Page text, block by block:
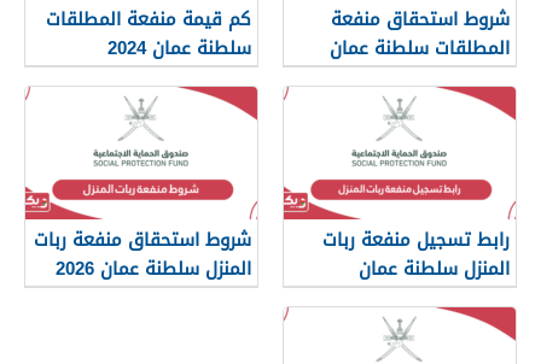
شروط استحقاق منفعة
المطلقات سلطنة عمان
2024
كم قيمة منفعة المطلقات
سلطنة عمان 2024
رابط تسجيل منفعة ربات
المنزل سلطنة عمان
spf.gov.om
شروط استحقاق منفعة ربات
المنزل سلطنة عمان 2026